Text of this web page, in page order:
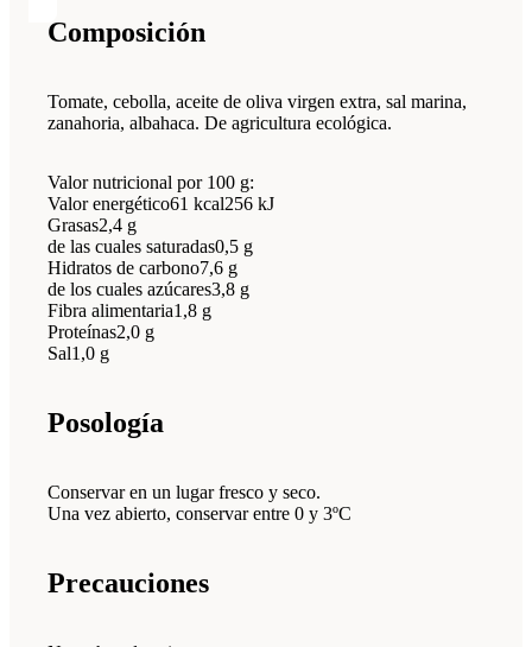
Composición
Tomate, cebolla, aceite de oliva virgen extra, sal marina,
zanahoria, albahaca. De agricultura ecológica.
Valor nutricional por 100 g:
Valor energético61 kcal256 kJ
Grasas2,4 g
de las cuales saturadas0,5 g
Hidratos de carbono7,6 g
de los cuales azúcares3,8 g
Fibra alimentaria1,8 g
Proteínas2,0 g
Sal1,0 g
Posología
Conservar en un lugar fresco y seco.
Una vez abierto, conservar entre 0 y 3ºC
Precauciones